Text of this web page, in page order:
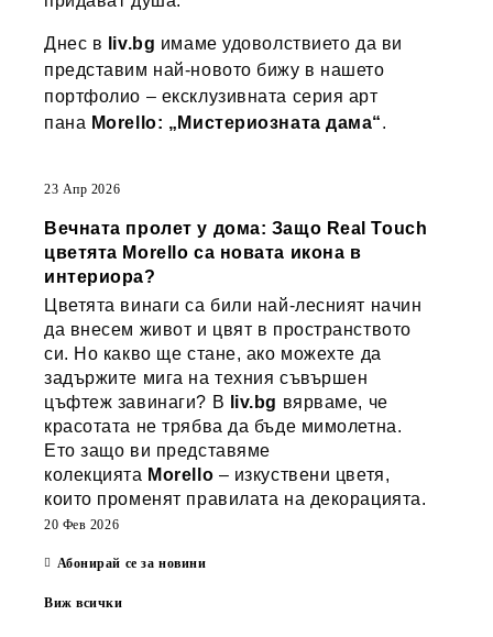
Днес в liv.bg имаме удоволствието да ви
представим най-новото бижу в нашето
портфолио – ексклузивната серия арт
пана Morello: „Мистериозната дама“.
23 Апр 2026
Вечната пролет у дома: Защо Real Touch
цветята Morello са новата икона в
интериора?
Цветята винаги са били най-лесният начин
да внесем живот и цвят в пространството
си. Но какво ще стане, ако можехте да
задържите мига на техния съвършен
цъфтеж завинаги? В
liv.bg вярваме, че
красотата не трябва да бъде мимолетна.
Ето защо ви представяме
колекцията Morello – изкуствени цветя,
които променят правилата на декорацията.
20 Фев 2026
Абонирай се за новини
Виж всички